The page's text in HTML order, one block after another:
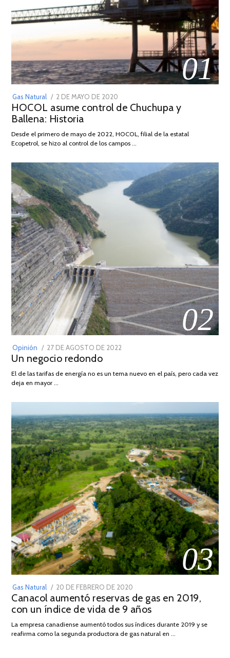
01
Gas Natural
POSTED
ON
2 DE MAYO DE 2020
DE
2026
HOCOL asume control de Chuchupa y
Ballena: Historia
Desde el primero de mayo de 2022, HOCOL, filial de la estatal
Ecopetrol, se hizo al control de los campos …
02
Opinión
POSTED
ON
27 DE AGOSTO DE 2022
DE
Un negocio redondo
El de las tarifas de energía no es un tema nuevo en el país, pero cada vez
deja en mayor …
03
Gas Natural
POSTED
ON
20 DE FEBRERO DE 2020
DE
JULIO
2025
Canacol aumentó reservas de gas en 2019,
con un índice de vida de 9 años
La empresa canadiense aumentó todos sus índices durante 2019 y se
reafirma como la segunda productora de gas natural en …